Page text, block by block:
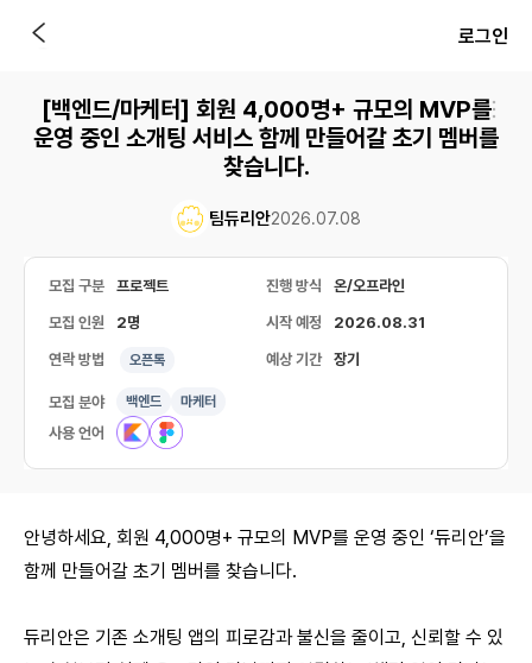
로그인
[백엔드/마케터] 회원 4,000명+ 규모의 MVP를
운영 중인 소개팅 서비스 함께 만들어갈 초기 멤버를
찾습니다.
팀듀리안2026.07.08
모집 구분 프로젝트 진행 방식 온/오프라인
모집 인원 2명 시작 예정 2026.08.31
연락 방법 오픈톡 예상 기간 장기
모집 분야 백엔드 마케터
사용 언어
안녕하세요, 회원 4,000명+ 규모의 MVP를 운영 중인 ‘듀리안’을
함께 만들어갈 초기 멤버를 찾습니다.
듀리안은 기존 소개팅 앱의 피로감과 불신을 줄이고, 신뢰할 수 있